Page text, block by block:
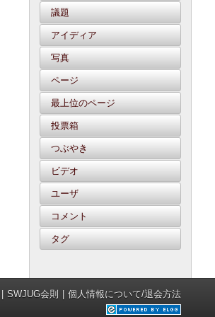
議題
アイディア
写真
ページ
最上位のページ
投票箱
つぶやき
ビデオ
ユーザ
コメント
タグ
SWJUG会則 個人情報について/退会方法